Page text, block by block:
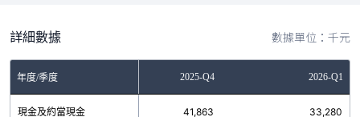
詳細數據 數據單位：千元
年度/季度2025-Q3 2025-Q4 2026-Q1
現金及約當現金
37,224 41,863 33,280